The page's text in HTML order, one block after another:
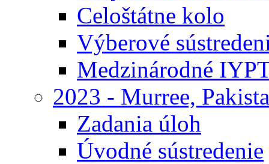
Celoštátne kolo
Výberové
Medzinárodné
2023 - Murree,
Zadania úloh
Úvodné sústredenie